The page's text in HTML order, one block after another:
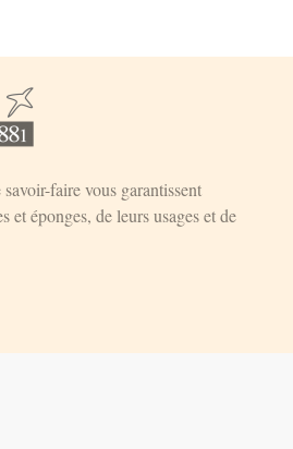
faire vous garantissent
et éponges, de leurs usages et de